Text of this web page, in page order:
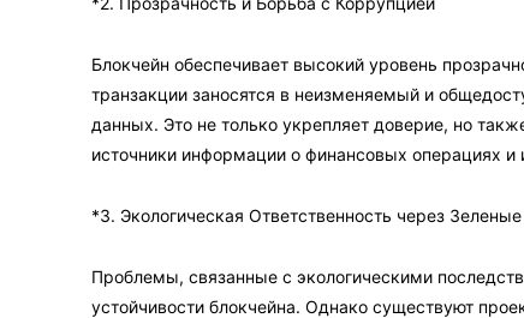
Блокчейн обеспечивает высокий уровень
транзакции заносятся в неизменяемый и
данных. Это не только укрепляет доверие, но
источники информации о финансовых операциях и
*3. Экологическая Ответственность через
Проблемы, связанные с экологическими
устойчивости блокчейна. Однако существуют